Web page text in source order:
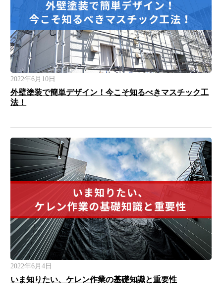
2022年6月10日
外壁塗装で簡単デザイン！今こそ知るべきマスチック工
法！
2022年6月4日
いま知りたい、ケレン作業の基礎知識と重要性